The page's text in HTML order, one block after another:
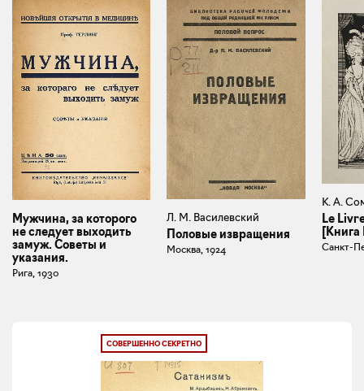
Мужчина, за которого
не следует выходить
замуж. Советы и
указания.
Рига, 1930
Л. М. Василевский
Половые извращения
Москва, 1924
К. А.
Le
Санкт-
СОВЕРШЕННО СЕКРЕТНО